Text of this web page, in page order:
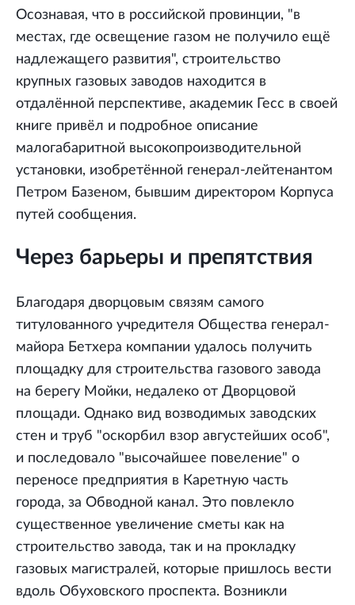
Осознавая, что в российской провинции, "в
местах, где освещение газом не получило ещё
надлежащего развития", строительство
крупных газовых заводов находится в
отдалённой перспективе, академик Гесс в своей
книге привёл и подробное описание
малогабаритной высокопроизводительной
установки, изобретённой генерал-лейтенантом
Петром Базеном, бывшим директором Корпуса
путей сообщения.
Через барьеры и препятствия
Благодаря дворцовым связям самого
титулованного учредителя Общества генерал-
майора Бетхера компании удалось получить
площадку для строительства газового завода
на берегу Мойки, недалеко от Дворцовой
площади. Однако вид возводимых заводских
стен и труб "оскорбил взор августейших особ",
и последовало "высочайшее повеление" о
переносе предприятия в Каретную часть
города, за Обводной канал. Это повлекло
существенное увеличение сметы как на
строительство завода, так и на прокладку
газовых магистралей, которые пришлось вести
вдоль Обуховского проспекта. Возникли